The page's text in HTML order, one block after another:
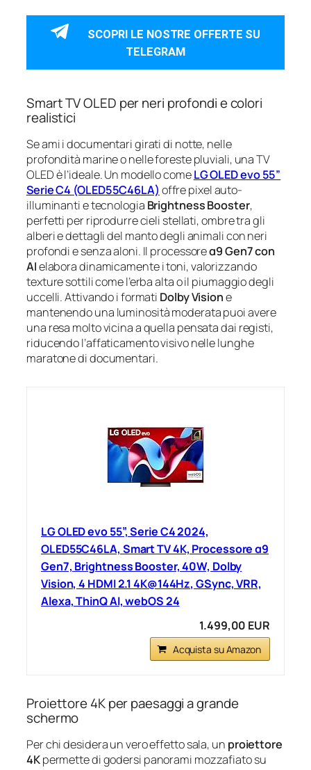
SCOPRI LE NOSTRE OFFERTE SU
TELEGRAM
Smart TV OLED per neri profondi e colori
realistici
Se ami i documentari girati di notte, nelle
profondità marine o nelle foreste pluviali, una TV
OLED è l’ideale. Un modello comeLG OLED evo 55”
Serie C4 (OLED55C46LA) offre pixel auto-
illuminanti e tecnologia Brightness Booster,
perfetti per riprodurre cieli stellati, ombre tra gli
alberi e dettagli del manto degli animali con neri
profondi e senza aloni. Il processoreα9 Gen7 con
AIelabora dinamicamente i toni, valorizzando
texture sottili come l’erba alta o il piumaggio degli
uccelli. Attivando i formati Dolby Visione
mantenendo una luminosità moderata puoi avere
una resa molto vicina a quella pensata dai registi,
riducendo l’affaticamento visivo nelle lunghe
maratone di documentari.
LG OLED evo 55”, Serie C4 2024,
OLED55C46LA, Smart TV 4K, Processore α9
Gen7, Brightness Booster, 40W, Dolby
Vision, 4 HDMI 2.1 4K@144Hz, GSync, VRR,
Alexa, ThinQ AI, webOS 24
1.499,00 EUR
Acquista su Amazon
Proiettore 4K per paesaggi a grande
schermo
Per chi desidera un vero effetto sala, un proiettore
4Kpermette di godersi panorami mozzafiato su